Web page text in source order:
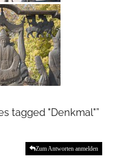
tagged "Denkmal"”
Zum Antworten anmelden